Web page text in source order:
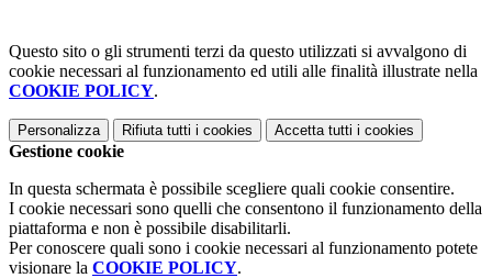
Questo sito o gli strumenti terzi da questo utilizzati si avvalgono di
cookie necessari al funzionamento ed utili alle finalità illustrate nella
COOKIE POLICY.
Personalizza Rifiuta tutti i cookies Accetta tutti i cookies
Gestione cookie
In questa schermata è possibile scegliere quali cookie consentire.
I cookie necessari sono quelli che consentono il funzionamento della
piattaforma e non è possibile disabilitarli.
Per conoscere quali sono i cookie necessari al funzionamento potete
visionare la COOKIE POLICY.